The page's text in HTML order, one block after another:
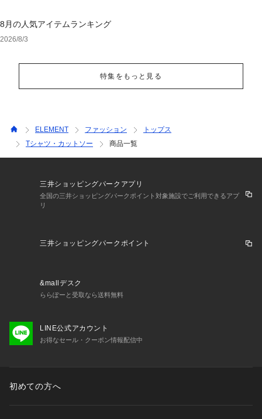
8月の人気アイテムランキング
2026/8/3
特集をもっと見る
ELEMENT ファッション
トップス
Tシャツ・カットソー
商品一覧
三井ショッピングパークアプリ
全国の三井ショッピングパークポイント対象施設でご利用できるアプ
リ
三井ショッピングパークポイント
&mallデスク
ららぽーと受取なら送料無料
LINE公式アカウント
お得なセール・クーポン情報配信中
初めての方へ